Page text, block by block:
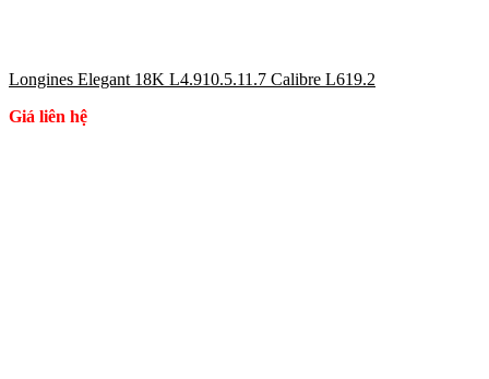
Longines Elegant 18K L4.910.5.11.7 Calibre L619.2
Giá liên hệ